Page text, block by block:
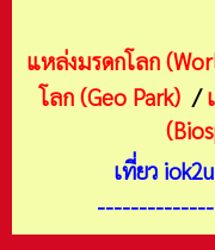
แหล่งมรดกโลก
โลก (Geo Park) /
เที่ยว